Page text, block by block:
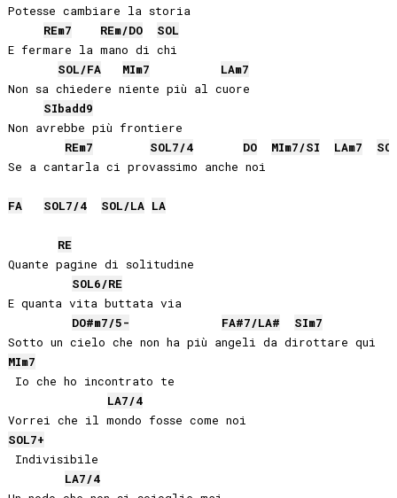
Potesse cambiare la storia
REm7 REm/DO
SOL
E fermare la mano di chi
SOL/FA MIm7 LAm7
Non sa chiedere niente più al cuore
SIbadd9
Non avrebbe più frontiere
REm7 SOL7/4 DO MIm7/SI LAm7
Se a cantarla ci provassimo anche noi
FA SOL7/4 SOL/LA LA
RE
Quante pagine di solitudine
SOL6/RE
E quanta vita buttata via
DO#m7/5- FA#7/LA# SIm7
MIm7
Io che ho incontrato te
LA7/4
SOL7+
Indivisibile
LA7/4